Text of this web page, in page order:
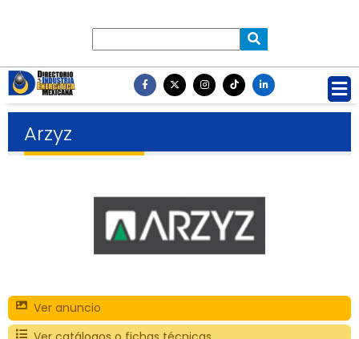
Arzyz
Ver anuncio